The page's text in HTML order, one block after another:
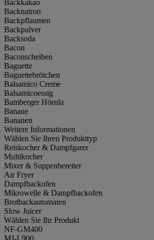
Backkakao
Backnatron
Backpflaumen
Backpulver
Backsoda
Bacon
Baconscheiben
Baguette
Baguettebrötchen
Balsamico Creme
Balsamicoessig
Bamberger Hörnla
Banane
Bananen
Weitere Informationen
Wählen Sie Ihren Produkttyp
Reiskocher & Dampfgarer
Multikocher
Mixer & Suppenbereiter
Air Fryer
Dampfbackofen
Mikrowelle & Dampfbackofen
Brotbackautomaten
Slow Juicer
Wählen Sie Ihr Produkt
NF-GM400
MJ-L900